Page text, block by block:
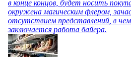
в конце концов, будет носить
окружена магическим флером,
отсутствием представлений, в
заключается работа байера.